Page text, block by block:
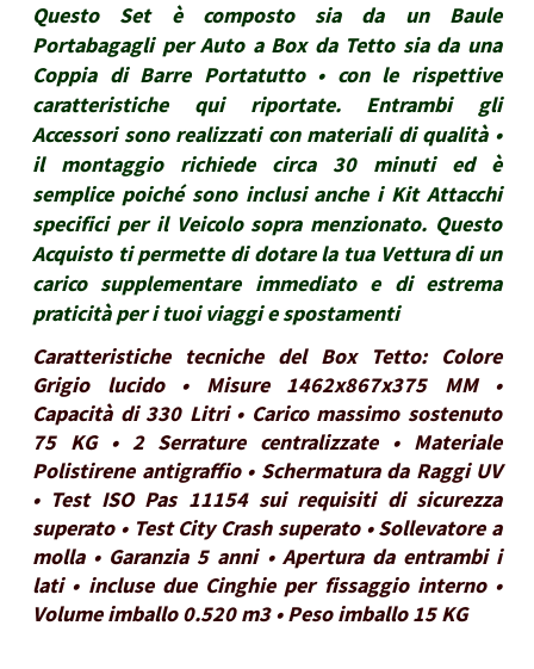
Questo Set è composto sia da un Baule
Portabagagli per Auto a Box da Tetto sia da una
Coppia di Barre Portatutto • con le rispettive
caratteristiche qui riportate. Entrambi gli
Accessori sono realizzati con materiali di qualità •
il montaggio richiede circa 30 minuti ed è
semplice poiché sono inclusi anche i Kit Attacchi
specifici per il Veicolo sopra menzionato. Questo
Acquisto ti permette di dotare la tua Vettura di un
carico supplementare immediato e di estrema
praticità per i tuoi viaggi e spostamenti
Caratteristiche tecniche del Box Tetto: Colore
Grigio lucido • Misure 1462x867x375 MM •
Capacità di 330 Litri • Carico massimo sostenuto
75 KG • 2 Serrature centralizzate • Materiale
Polistirene antigraffio • Schermatura da Raggi UV
• Test ISO Pas 11154 sui requisiti di sicurezza
superato • Test City Crash superato • Sollevatore a
molla • Garanzia 5 anni • Apertura da entrambi i
lati • incluse due Cinghie per fissaggio interno •
Volume imballo 0.520 m3 • Peso imballo 15 KG